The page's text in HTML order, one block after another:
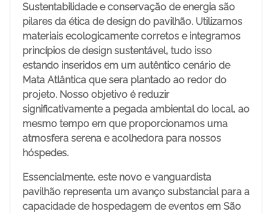
Sustentabilidade e conservação de energia são
pilares da ética de design do pavilhão. Utilizamos
materiais ecologicamente corretos e integramos
princípios de design sustentável, tudo isso
estando inseridos em um autêntico cenário de
Mata Atlântica que sera plantado ao redor do
projeto. Nosso objetivo é reduzir
significativamente a pegada ambiental do local, ao
mesmo tempo em que proporcionamos uma
atmosfera serena e acolhedora para nossos
hóspedes.
Essencialmente, este novo e vanguardista
pavilhão representa um avanço substancial para a
capacidade de hospedagem de eventos em São